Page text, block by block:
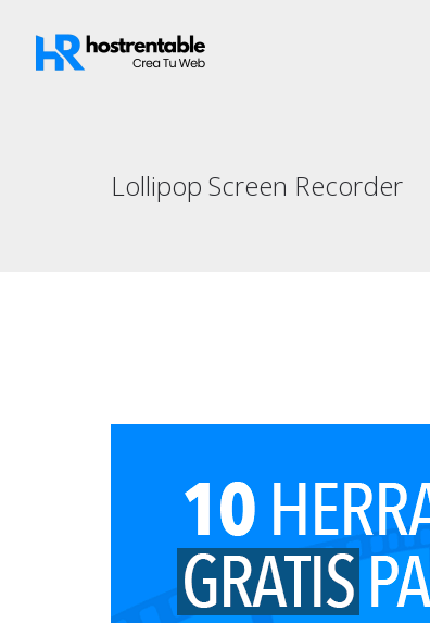
Lollipop Screen Recorder